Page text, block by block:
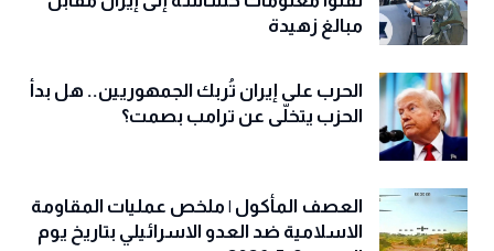
مبالغ زهيدة
الحرب على إيران تُربك الجمهوريين.. هل بدأ
الحزب يتخلّى عن ترامب بصمت؟
العصف المأكول | ملخص عمليات المقاومة
الاسلامية ضد العدو الاسرائيلي بتاريخ يوم